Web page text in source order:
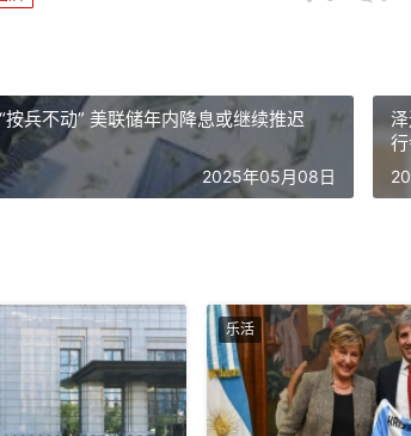
按兵不动” 美联储年内降息或继续推迟
2025年05月08日
乐活